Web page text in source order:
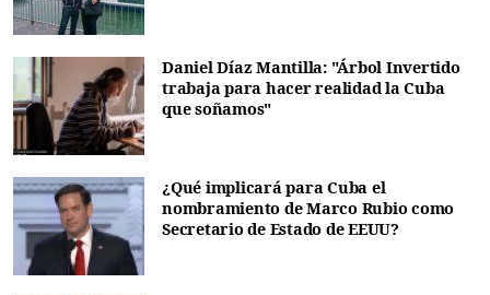
Daniel Díaz Mantilla: "Árbol Invertido
trabaja para hacer realidad la Cuba
que soñamos"
¿Qué implicará para Cuba el
nombramiento de Marco Rubio como
Secretario de Estado de EEUU?